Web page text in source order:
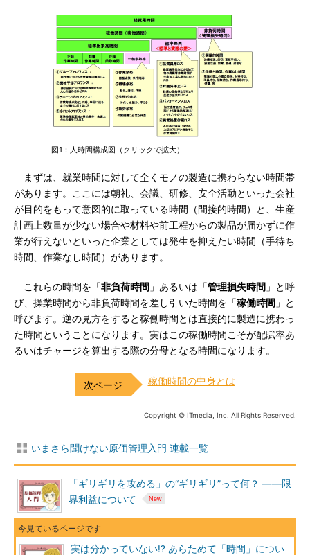
図1：人時間構成図（クリックで拡大）
まずは、就業時間に対して全くモノの製造に携わらない時間帯
があります。ここには朝礼、会議、研修、安全活動といった会社
が目的をもって意図的に取っている時間（間接的時間）と、生産
計画上数量が少ない場合や材料や前工程からの製品が届かずに作
業が行えないといった企業としては発生を抑えたい時間（手待ち
時間、作業なし時間）があります。
これらの時間を「非負荷時間 」あるいは「管理損失時間 」と呼
び、操業時間から非負荷時間を差し引いた時間を「稼働時間 」と
呼びます。逆の見方をすると稼働時間とは直接的に製造に携わっ
た時間ということになります。実はこの稼働時間こそが配賦率あ
るいはチャージを算出する際の分母となる時間になります。
稼働時間の中身とは
Copyright © ITmedia, Inc. All Rights Reserved.
いまさら聞けない原価管理入門 連載一覧
「ギリギリを攻める」の“ギリギリ”って何？ ――限
界利益について
実は分かっていない!? あらためて「時間」につい